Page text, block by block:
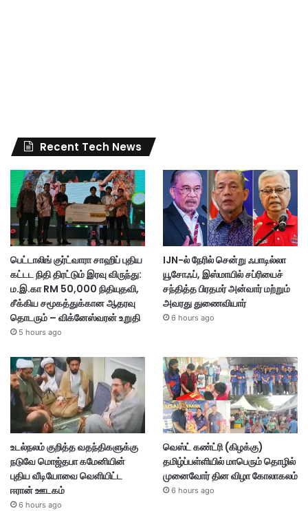
Recent Tech News
பெட்டாலிங் குர்ட்வாரா சாஹிப் புதிய
கட்டட நிதி திரட்டும் இரவு விருந்து:
ம.இ.கா RM 50,000 நிதியுதவி,
சீக்கிய சமூகத்துக்கான ஆதரவு
தொடரும் – விக்னேஸ்வரன் உறுதி
5 hours ago
IJN-ல் நேரில் சென்று ஃபாடில்லா
யூசோஃப், இஸ்மாயில் சப்ரியைச்
சந்தித்த பிரதமர் அன்வார் மற்றும்
அவரது துணைவியார்
6 hours ago
உடல்நலம் குறித்த வதந்திகளுக்கு
நடுவே மொஜ்தபா கமேனியின்
புதிய வீடியோவை வெளியிட்ட
ஈரான் ஊடகம்
6 hours ago
வெஸ்ட் கண்ட்ரி (கிழக்கு)
தமிழ்ப்பள்ளியில் மாபெரும் தொழில்
முனைவோர் தின விழா கோலாகலம்
6 hours ago